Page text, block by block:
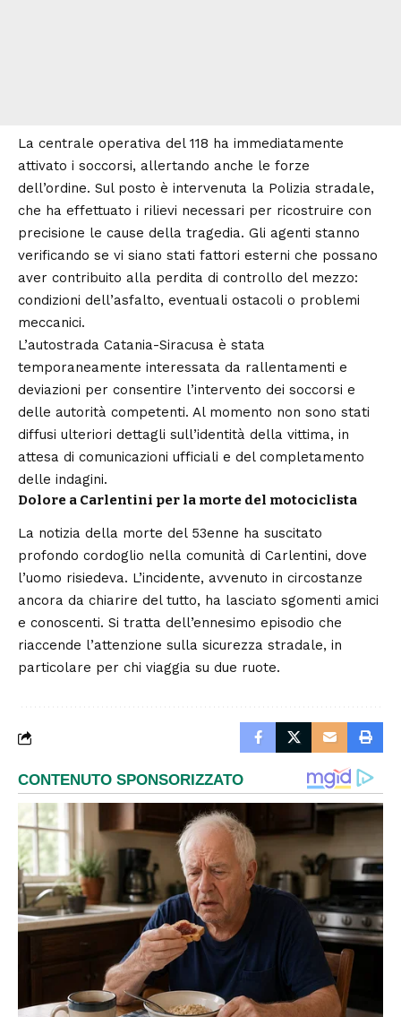
La centrale operativa del 118 ha immediatamente
attivato i soccorsi, allertando anche le forze
dell’ordine. Sul posto è intervenuta la Polizia stradale,
che ha effettuato i rilievi necessari per ricostruire con
precisione le cause della tragedia. Gli agenti stanno
verificando se vi siano stati fattori esterni che possano
aver contribuito alla perdita di controllo del mezzo:
condizioni dell’asfalto, eventuali ostacoli o problemi
meccanici.
L’autostrada Catania-Siracusa è stata
temporaneamente interessata da rallentamenti e
deviazioni per consentire l’intervento dei soccorsi e
delle autorità competenti. Al momento non sono stati
diffusi ulteriori dettagli sull’identità della vittima, in
attesa di comunicazioni ufficiali e del completamento
delle indagini.
Dolore a Carlentini per la morte del motociclista
La notizia della morte del 53enne ha suscitato
profondo cordoglio nella comunità di Carlentini, dove
l’uomo risiedeva. L’incidente, avvenuto in circostanze
ancora da chiarire del tutto, ha lasciato sgomenti amici
e conoscenti. Si tratta dell’ennesimo episodio che
riaccende l’attenzione sulla sicurezza stradale, in
particolare per chi viaggia su due ruote.